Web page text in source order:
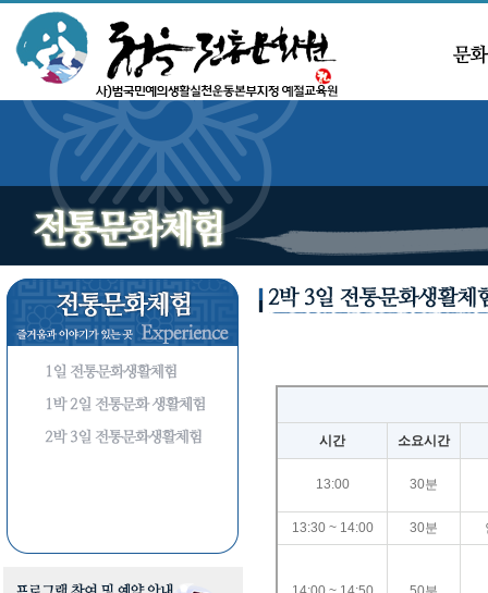
시간 소요시간
13:00 30분
13:30 ~ 14:00 30분